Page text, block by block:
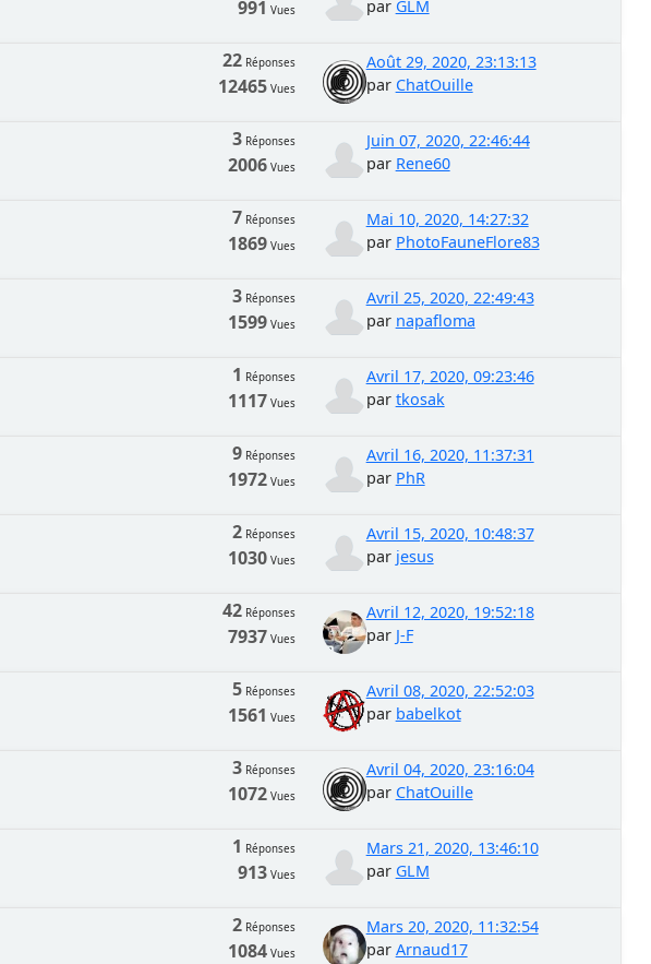
991 Vues
par GLM
22Réponses
12465Vues
Août 29, 2020, 23:13:13
par ChatOuille
3Réponses
2006Vues
Juin 07, 2020, 22:46:44
par Rene60
7 Réponses
1869Vues
Mai 10, 2020, 14:27:32
par PhotoFauneFlore83
3Réponses
1599Vues
Avril 25, 2020, 22:49:43
par napafloma
1 Réponses
1117 Vues
Avril 17, 2020, 09:23:46
par tkosak
9Réponses
1972Vues
Avril 16, 2020, 11:37:31
par PhR
2Réponses
1030Vues
Avril 15, 2020, 10:48:37
par jesus
42Réponses
7937 Vues
Avril 12, 2020, 19:52:18
par J-F
5Réponses
1561 Vues
Avril 08, 2020, 22:52:03
par babelkot
3Réponses
1072Vues
Avril 04, 2020, 23:16:04
par ChatOuille
1 Réponses
913Vues
Mars 21, 2020, 13:46:10
par GLM
2Réponses
1084Vues
Mars 20, 2020, 11:32:54
par Arnaud17